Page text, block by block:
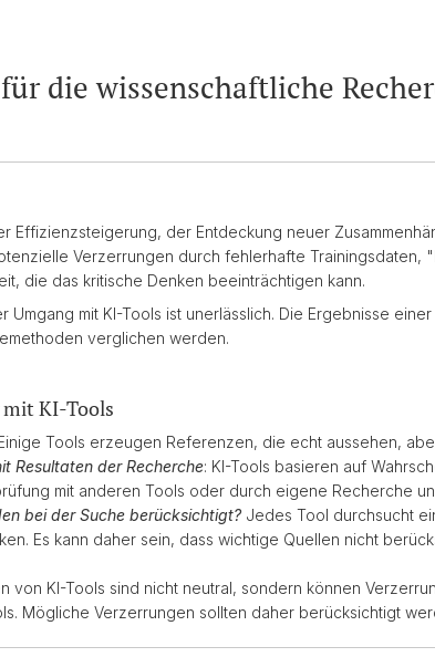
die wissenschaftliche
Effizienzsteigerung, der Entdeckung neuer
Verzerrungen durch fehlerhafte Trainingsdaten,
die das kritische Denken beeinträchtigen kann.
Umgang mit KI-Tools ist unerlässlich. Die Ergebnisse
verglichen werden.
mit KI-Tools
Tools erzeugen Referenzen, die echt aussehen,
Resultaten der Recherche: KI-Tools basieren auf
mit anderen Tools oder durch eigene Recherche
bei der Suche berücksichtigt? Jedes Tool durchsucht
Es kann daher sein, dass wichtige Quellen nicht
von KI-Tools sind nicht neutral, sondern können
Mögliche Verzerrungen sollten daher berücksichtigt